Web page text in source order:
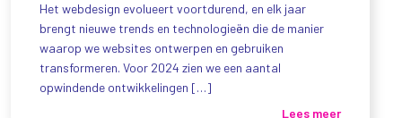
Het webdesign evolueert voortdurend, en elk jaar
brengt nieuwe trends en technologieën die de manier
waarop we websites ontwerpen en gebruiken
transformeren. Voor 2024 zien we een aantal
opwindende ontwikkelingen […]
Lees meer